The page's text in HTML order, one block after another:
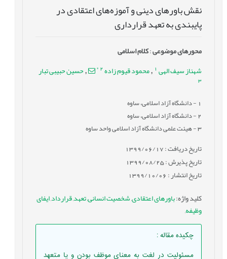
نقش باورهای دینی و آموزه‌های اعتقادی در
پایبندی به تعهد قرارداری
محورهای موضوعی:کلام اسلامی
شهناز سیف الهی , محمود قیوم زاده2
*
,حسین حبیبی تبار
3
- دانشگاه آزاد اسلامی، ساوه
2- دانشگاه آزاد اسلامی، ساوه
3- هیئت علمی دانشگاه آزاد اسلامی واحد ساوه
تاریخ دریافت : 1399/06/17
تاریخ پذیرش : 1399/08/25
تاریخ انتشار : 1399/10/06
کلید واژه:باورهای اعتقادی,شخصیت انسانی,تعهد,قرارداد,ایفای
وظیفه,
چکیده مقاله:
مسئولیت در لغت به معنای موظف بودن و یا متعهد